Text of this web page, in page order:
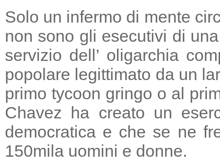
Solo un infermo di mente
non sono gli esecutivi di
servizio dell’ oligarchia
popolare legittimato da un
primo tycoon gringo o al
Chavez ha creato un
democratica e che se ne
150mila uomini e donne.